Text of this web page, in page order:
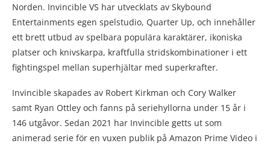
Norden. Invincible VS har utvecklats av Skybound
Entertainments egen spelstudio, Quarter Up, och innehåller
ett brett utbud av spelbara populära karaktärer, ikoniska
platser och knivskarpa, kraftfulla stridskombinationer i ett
fightingspel mellan superhjältar med superkrafter.
Invincible skapades av Robert Kirkman och Cory Walker
samt Ryan Ottley och fanns på seriehyllorna under 15 år i
146 utgåvor. Sedan 2021 har Invincible getts ut som
animerad serie för en vuxen publik på Amazon Prime Video i